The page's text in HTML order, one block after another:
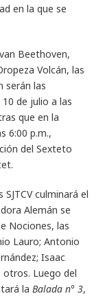
en la que se
Beethoven,
Volcán, las
serán las
de julio a las
que en la
6:00 p.m.,
del Sexteto
culminará el
Alemán se
Nociones, las
Lauro; Antonio
Isaac
otros. Luego del
laBalada n° 3,